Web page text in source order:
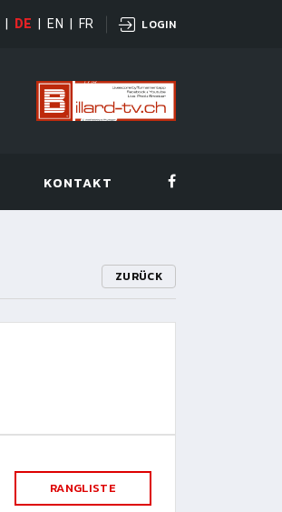
DE EN FR LOGIN
KONTAKT
ZURÜCK
RANGLISTE